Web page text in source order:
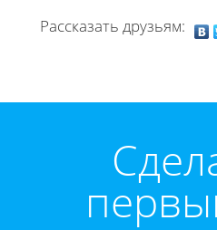
Рассказать друзьям: